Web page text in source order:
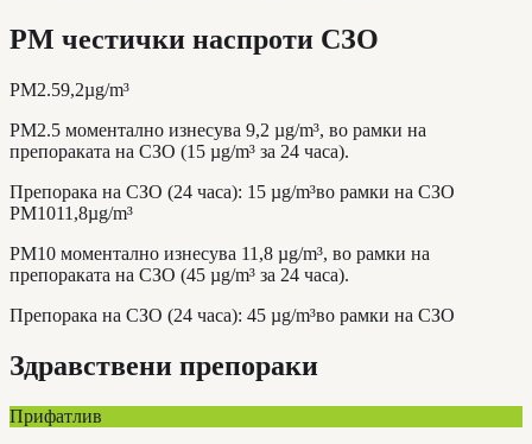
PM честички наспроти СЗО
PM2.59,2µg/m³
PM2.5 моментално изнесува 9,2 µg/m³, во рамки на
препораката на СЗО (15 µg/m³ за 24 часа).
Препорака на СЗО (24 часа): 15 µg/m³во рамки на СЗО
PM1011,8µg/m³
PM10 моментално изнесува 11,8 µg/m³, во рамки на
препораката на СЗО (45 µg/m³ за 24 часа).
Препорака на СЗО (24 часа): 45 µg/m³во рамки на СЗО
Здравствени препораки
Прифатлив